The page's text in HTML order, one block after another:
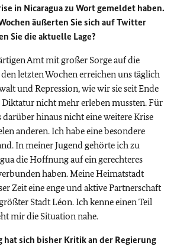
in Nicaragua zu Wort gemeldet haben.
äußerten Sie sich auf Twitter
Sie die aktuelle Lage?
Amt mit großer Sorge auf die
letzten Wochen erreichen uns täglich
und Repression, wie wir sie seit Ende
nicht mehr erleben mussten. Für
hinaus nicht eine weitere Krise
anderen. Ich habe eine besondere
In meiner Jugend gehörte ich zu
die Hoffnung auf ein gerechteres
haben. Meine Heimatstadt
Zeit eine enge und aktive Partnerschaft
Stadt Léon. Ich kenne einen Teil
mir die Situation nahe.
hat sich bisher Kritik an der Regierung